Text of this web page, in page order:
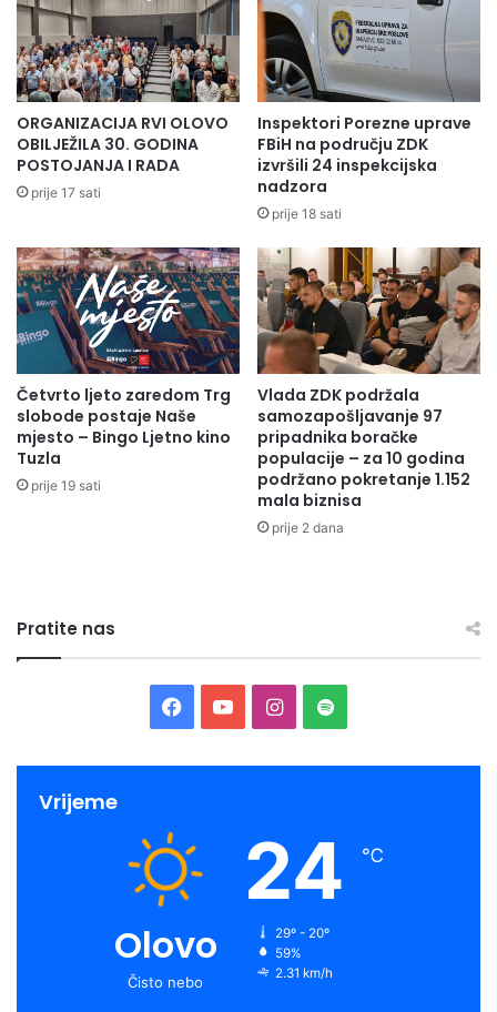
ORGANIZACIJA RVI OLOVO
OBILJEŽILA 30. GODINA
POSTOJANJA I RADA
prije 17 sati
Inspektori Porezne uprave
FBiH na području ZDK
izvršili 24 inspekcijska
nadzora
prije 18 sati
Četvrto ljeto zaredom Trg
slobode postaje Naše
mjesto – Bingo Ljetno kino
Tuzla
prije 19 sati
Vlada ZDK podržala
samozapošljavanje 97
pripadnika boračke
populacije – za 10 godina
podržano pokretanje 1.152
mala biznisa
prije 2 dana
Pratite nas
Facebook
YouTubeInstagram
Spotify
Vrijeme
Olovo
Čisto nebo
24 ℃
29º - 20º
59%
2.31 km/h